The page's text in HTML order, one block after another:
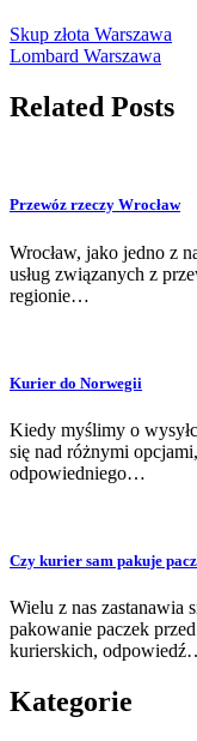
Skup złota Warszawa
Lombard Warszawa
Related Posts
Przewóz rzeczy Wrocław
Wrocław, jako jedno z
usług związanych z
regionie…
Kurier do Norwegii
Kiedy myślimy o
się nad różnymi
odpowiedniego…
Czy kurier sam pakuje
Wielu z nas zastanawia
pakowanie paczek
kurierskich,
Kategorie